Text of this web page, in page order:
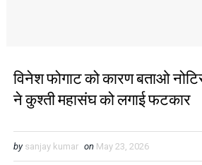
विनेश फोगाट को कारण बताओ
ने कुश्ती महासंघ को लगाई फटकार
by sanjay kumar on May 23, 2026